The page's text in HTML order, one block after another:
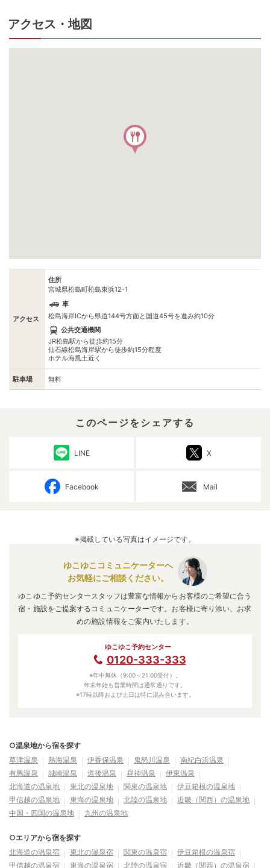
アクセス・地図
アクセス
住所
宮城県松島町松島東浜12-1
車
松島海岸ICから県道144号方面と国道45号を進み約10分
公共交通機関
JR松島駅から徒歩約15分
仙石線松島海岸駅から徒歩約15分程度
ホテル海風土近く
駐車場 無料
このページをシェアする
LINE X
Facebook Mail
※掲載している写真はイメージです。
ゆこゆこコミュニケーターへ
お気軽にご相談ください。
ゆこゆこ予約センタースタッフは豊富な情報からお客様のご希望に合う
宿・施設をご提案するコミュニケーターです。お客様に寄り添い、お求
めの施設情報をご案内いたします。
ゆこゆこ予約センター
0120-333-333
※年中無休（9:00～21:00受付）。
年末年始も営業時間は通常通りです。
※17時以降および土日は特に混み合います。
○温泉地から宿を探す
草津温泉
熱海温泉 伊香保温泉 鬼怒川温泉
南紀白浜温泉
有馬温泉
城崎温泉 道後温泉 昼神温泉
伊東温泉
北海道の温泉地
東北の温泉地 関東の温泉地
伊豆箱根の温泉地
甲信越の温泉地
東海の温泉地 北陸の温泉地
近畿（関西）の温泉地
中国・四国の温泉地
九州の温泉地
○エリアから宿を探す
北海道の温泉宿
東北の温泉宿 関東の温泉宿
伊豆箱根の温泉宿
甲信越の温泉宿
東海の温泉宿 北陸の温泉宿 近畿（関西）の温泉宿